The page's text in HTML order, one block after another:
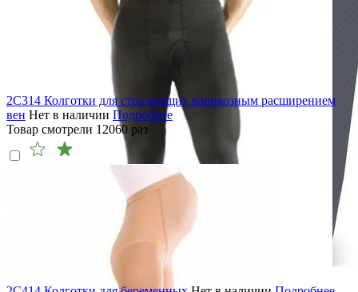
2C314 Колготки для страдающих варикозным расширением
вен Нет в наличии Подробнее
Товар смотрели 12060 раз